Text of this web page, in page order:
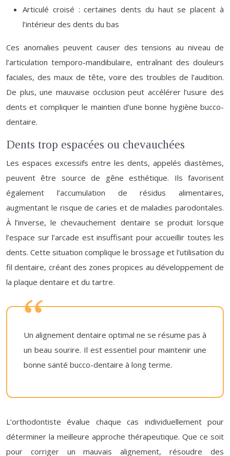
Articulé croisé : certaines dents du haut se placent à
l’intérieur des dents du bas
Ces anomalies peuvent causer des tensions au niveau de
l’articulation temporo-mandibulaire, entraînant des douleurs
faciales, des maux de tête, voire des troubles de l’audition.
De plus, une mauvaise occlusion peut accélérer l’usure des
dents et compliquer le maintien d’une bonne hygiène bucco-
dentaire.
Dents trop espacées ou chevauchées
Les espaces excessifs entre les dents, appelés diastèmes,
peuvent être source de gêne esthétique. Ils favorisent
également l’accumulation de résidus alimentaires,
augmentant le risque de caries et de maladies parodontales.
À l’inverse, le chevauchement dentaire se produit lorsque
l’espace sur l’arcade est insuffisant pour accueillir toutes les
dents. Cette situation complique le brossage et l’utilisation du
fil dentaire, créant des zones propices au développement de
la plaque dentaire et du tartre.
Un alignement dentaire optimal ne se résume pas à
un beau sourire. Il est essentiel pour maintenir une
bonne santé bucco-dentaire à long terme.
L’orthodontiste évalue chaque cas individuellement pour
déterminer la meilleure approche thérapeutique. Que ce soit
pour corriger un mauvais alignement, résoudre des